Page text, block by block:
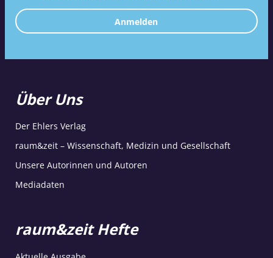
Anmelden
Über Uns
Der Ehlers Verlag
raum&zeit – Wissenschaft, Medizin und Gesellschaft
Unsere Autorinnen und Autoren
Mediadaten
raum&zeit Hefte